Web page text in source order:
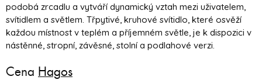
podobá zrcadlu a vytváří dynamický vztah mezi uživatelem,
svítidlem a světlem. Třpytivé, kruhové svítidlo, které osvěží
každou místnost v teplém a příjemném světle, je k dispozici v
nástěnné, stropní, závěsné, stolní a podlahové verzi.
Cena Hagos